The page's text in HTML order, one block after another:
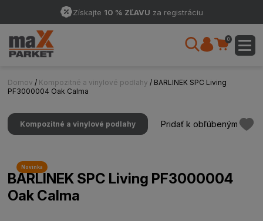
Získajte 10 % ZĽAVU za registráciu
0
Domov / Kompozitné a vinylové podlahy / BARLINEK SPC Living
PF3000004 Oak Calma
Kompozitné a vinylové podlahy Pridať k obľúbeným
Novinka
BARLINEK SPC Living PF3000004
Oak Calma